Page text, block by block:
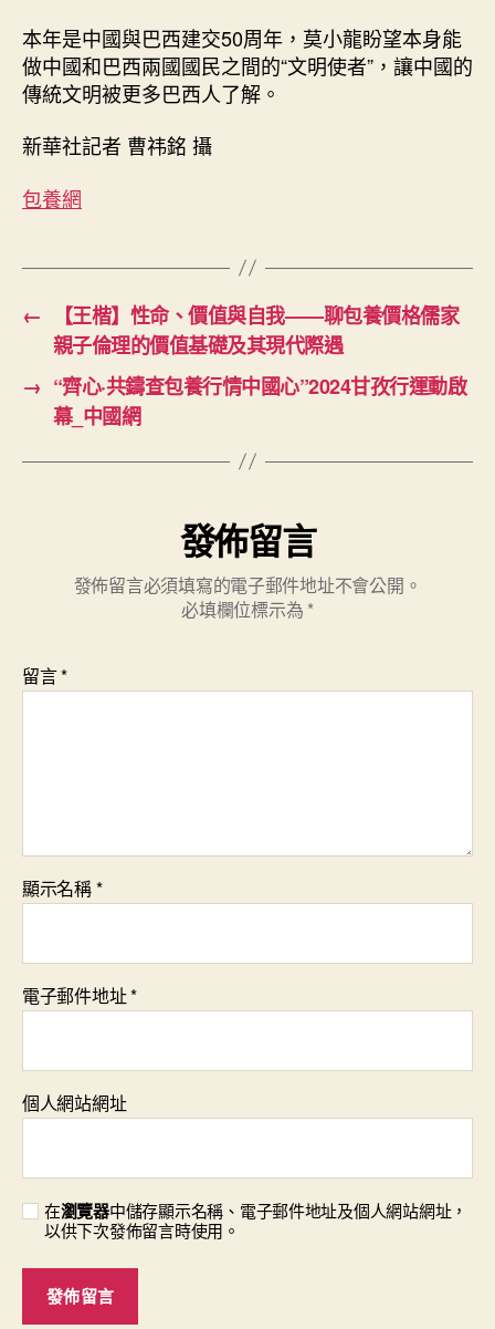
本年是中國與巴西建交50周年，莫小龍盼望本身能
做中國和巴西兩國國民之間的“文明使者”，讓中國的
傳統文明被更多巴西人了解。
新華社記者 曹祎銘 攝
包養網
←
【王楷】性命、價值與自我——聊包養價格儒家
親子倫理的價值基礎及其現代際遇
→ “齊心·共鑄查包養行情中國心”2024甘孜行運動啟
幕_中國網
發佈留言
發佈留言必須填寫的電子郵件地址不會公開。
必填欄位標示為 *
留言*
顯示名稱*
電子郵件地址*
個人網站網址
在瀏覽器中儲存顯示名稱、電子郵件地址及個人網站網址，
以供下次發佈留言時使用。